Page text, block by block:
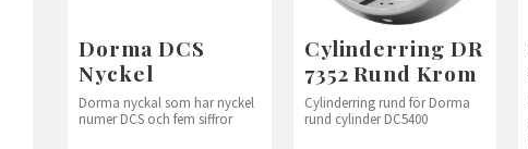
Dorma DCS
Nyckel
Dorma nyckal som har nyckel
numer DCS och fem siffror
Cylinderring DR
7352 Rund Krom
Cylinderring rund för Dorma
rund cylinder DC5400